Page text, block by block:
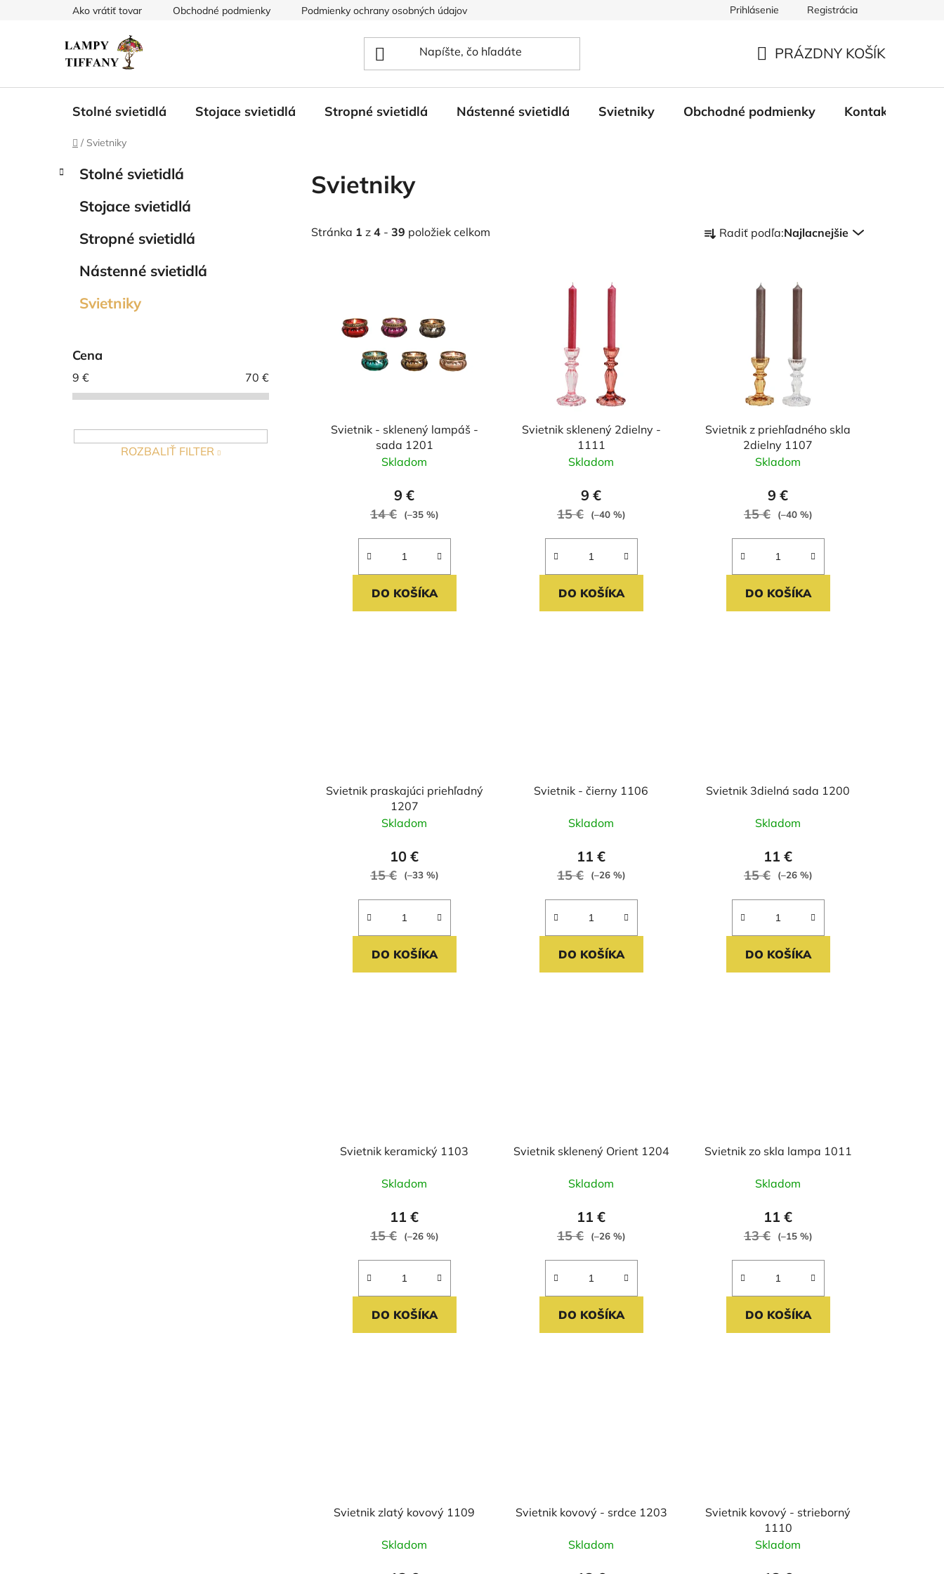
Ako vrátiť tovar Obchodné podmienky Podmienky ochrany osobných údajov Prihlásenie Registrácia
KOŠÍK
PRÁZDNY KOŠÍK
Stolné svietidlá Stojace svietidlá Stropné svietidlá Nástenné svietidlá Svietniky Obchodné podmienky Kontakty
Domov
/ Svietniky
B
kategórie
a
Stolné svietidlá
Stojace svietidlá
Stropné svietidlá
Nástenné svietidlá
Svietniky
Cena
9 € 70 €
ROZBALIŤ FILTER
Svietniky
Stránka 1 z 4 - 39 položiek celkom
a
u
k
Radiť podľa:Najlacnejšie
Svietnik - sklenený lampáš -
sada 1201
Skladom
9 €
14 € (–35 %)
DO KOŠÍKA
Svietnik sklenený 2dielny -
1111
Skladom
9 €
15 € (–40 %)
DO KOŠÍKA
Svietnik z priehľadného skla
2dielny 1107
Skladom
9 €
15 € (–40 %)
DO KOŠÍKA
Svietnik praskajúci priehľadný
1207
Skladom
10 €
15 € (–33 %)
DO KOŠÍKA
Svietnik - čierny 1106
Skladom
11 €
15 € (–26 %)
DO KOŠÍKA
Svietnik 3dielná sada 1200
Skladom
11 €
15 € (–26 %)
DO KOŠÍKA
Svietnik keramický 1103
Skladom
11 €
15 € (–26 %)
DO KOŠÍKA
Svietnik sklenený Orient 1204
Skladom
11 €
15 € (–26 %)
DO KOŠÍKA
Svietnik zo skla lampa 1011
Skladom
11 €
13 € (–15 %)
DO KOŠÍKA
Svietnik zlatý kovový 1109
Skladom
Svietnik kovový - srdce 1203
Skladom
Svietnik kovový - strieborný
1110
Skladom